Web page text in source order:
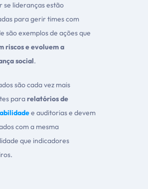
se lideranças estão
para gerir times com
são exemplos de ações que
riscos e evoluem a
social.
são cada vez mais
pararelatórios de
e auditorias e devem
com a mesma
que indicadores